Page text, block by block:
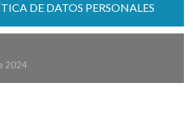
DE DATOS PERSONALES
2024